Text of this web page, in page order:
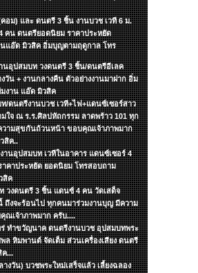
อม) และ ดนตรี 3 ชิ้น งานบวช เวที 6 ม.
คน ดนตรียอดนิยม ราคาประหยัด
แอ๊ด มิวสิค อิ่มบุญตามฤดูกาล โทร
นอุปสมบท วงดนตรี 3 ชิ้น/ดนตรีอีเลค
วัน + งานกลางคืน ตัวอย่างงานมาฝาก อิ่ม
งาน แอ๊ด มิวสิค
/ดนตรีงานบวช เวที+ไฟ+แดนซ์เซอร์สาว
ใจ ณ ร.ร.ศิลปหัถกรรม ลาดพร้าว 101 ทุก
วามสุขกันถ้วนหน้า ขอบคุณเจ้าภาพมาก
สิค..
านอุปสมบท เวทีในอาคาร แดนซ์เซอร์ 4
คาประหยัด ยอดนิยม โทรสอบถาม
สิค
วงดนตรี 3 ชิ้น แดนซ์ 4 คน วัดเสด็จ
ถึงจะร้อนไป ทุกคนมาร่วมงานบุญ มีความ
เจ้าภาพมาก ครับ....
ร่ ทำขวัญนาค ดนตรีงานบวช อุปสมบทพระ
ล หิมพานต์ จัดเต็ม ส่วนเครื่องเสียง ดนตรี
ค...
งวัน) บวชพระใหม่เสร็จแล้ว เลี้ยงฉลอง